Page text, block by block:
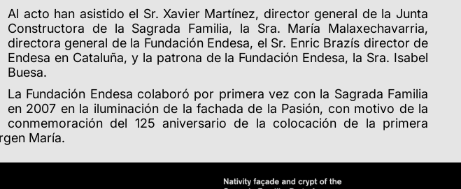
Al acto han asistido el Sr. Xavier Martínez, director general de la Junta
Constructora de la Sagrada Familia, la Sra. María Malaxechavarria,
directora general de la Fundación Endesa, el Sr. Enric Brazís director de
Endesa en Cataluña, y la patrona de la Fundación Endesa, la Sra. Isabel
Buesa.
La Fundación Endesa colaboró ​​por primera vez con la Sagrada Familia
en 2007 en la iluminación de la fachada de la Pasión, con motivo de la
conmemoración del 125 aniversario de la colocación de la primera
María.